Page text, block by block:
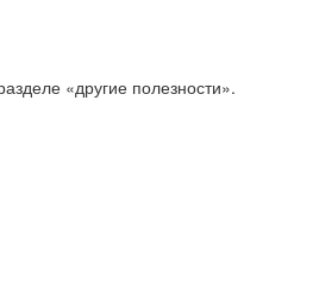
«другие полезности».